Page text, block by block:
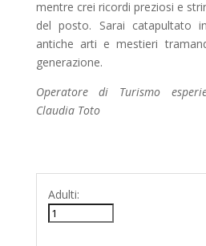
mentre crei ricordi preziosi e
del posto. Sarai catapultato
antiche arti e mestieri
generazione.
Operatore di Turismo
Claudia Toto
Adulti: